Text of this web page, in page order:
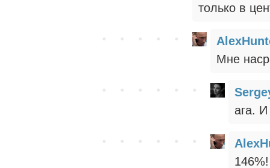
только в
Мне
ага.
146%!